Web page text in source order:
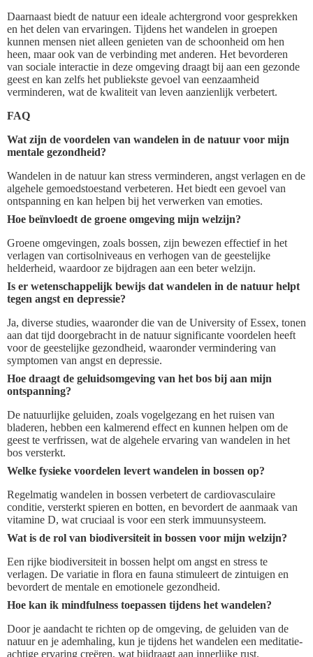
Daarnaast biedt de natuur een ideale achtergrond voor gesprekken
en het delen van ervaringen. Tijdens het wandelen in groepen
kunnen mensen niet alleen genieten van de schoonheid om hen
heen, maar ook van de verbinding met anderen. Het bevorderen
van sociale interactie in deze omgeving draagt bij aan een gezonde
geest en kan zelfs het publiekste gevoel van eenzaamheid
verminderen, wat de kwaliteit van leven aanzienlijk verbetert.
FAQ
Wat zijn de voordelen van wandelen in de natuur voor mijn
mentale gezondheid?
Wandelen in de natuur kan stress verminderen, angst verlagen en de
algehele gemoedstoestand verbeteren. Het biedt een gevoel van
ontspanning en kan helpen bij het verwerken van emoties.
Hoe beïnvloedt de groene omgeving mijn welzijn?
Groene omgevingen, zoals bossen, zijn bewezen effectief in het
verlagen van cortisolniveaus en verhogen van de geestelijke
helderheid, waardoor ze bijdragen aan een beter welzijn.
Is er wetenschappelijk bewijs dat wandelen in de natuur helpt
tegen angst en depressie?
Ja, diverse studies, waaronder die van de University of Essex, tonen
aan dat tijd doorgebracht in de natuur significante voordelen heeft
voor de geestelijke gezondheid, waaronder vermindering van
symptomen van angst en depressie.
Hoe draagt de geluidsomgeving van het bos bij aan mijn
ontspanning?
De natuurlijke geluiden, zoals vogelgezang en het ruisen van
bladeren, hebben een kalmerend effect en kunnen helpen om de
geest te verfrissen, wat de algehele ervaring van wandelen in het
bos versterkt.
Welke fysieke voordelen levert wandelen in bossen op?
Regelmatig wandelen in bossen verbetert de cardiovasculaire
conditie, versterkt spieren en botten, en bevordert de aanmaak van
vitamine D, wat cruciaal is voor een sterk immuunsysteem.
Wat is de rol van biodiversiteit in bossen voor mijn welzijn?
Een rijke biodiversiteit in bossen helpt om angst en stress te
verlagen. De variatie in flora en fauna stimuleert de zintuigen en
bevordert de mentale en emotionele gezondheid.
Hoe kan ik mindfulness toepassen tijdens het wandelen?
Door je aandacht te richten op de omgeving, de geluiden van de
natuur en je ademhaling, kun je tijdens het wandelen een meditatie-
achtige ervaring creëren, wat bijdraagt aan innerlijke rust.